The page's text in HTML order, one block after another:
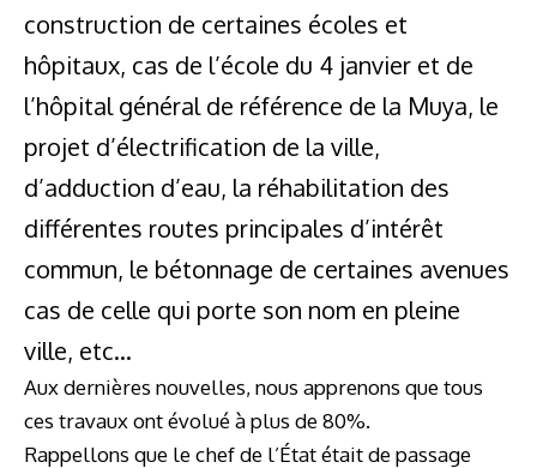
construction de certaines écoles et
hôpitaux, cas de l’école du 4 janvier et de
l’hôpital général de référence de la Muya, le
projet d’électrification de la ville,
d’adduction d’eau, la réhabilitation des
différentes routes principales d’intérêt
commun, le bétonnage de certaines avenues
cas de celle qui porte son nom en pleine
ville, etc…
Aux dernières nouvelles, nous apprenons que tous
ces travaux ont évolué à plus de 80%.
Rappellons que le chef de l’État était de passage